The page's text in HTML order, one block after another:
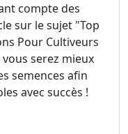
compte des
sur le sujet "Top
Pour Cultiveurs
serez mieux
semences afin
avec succès !